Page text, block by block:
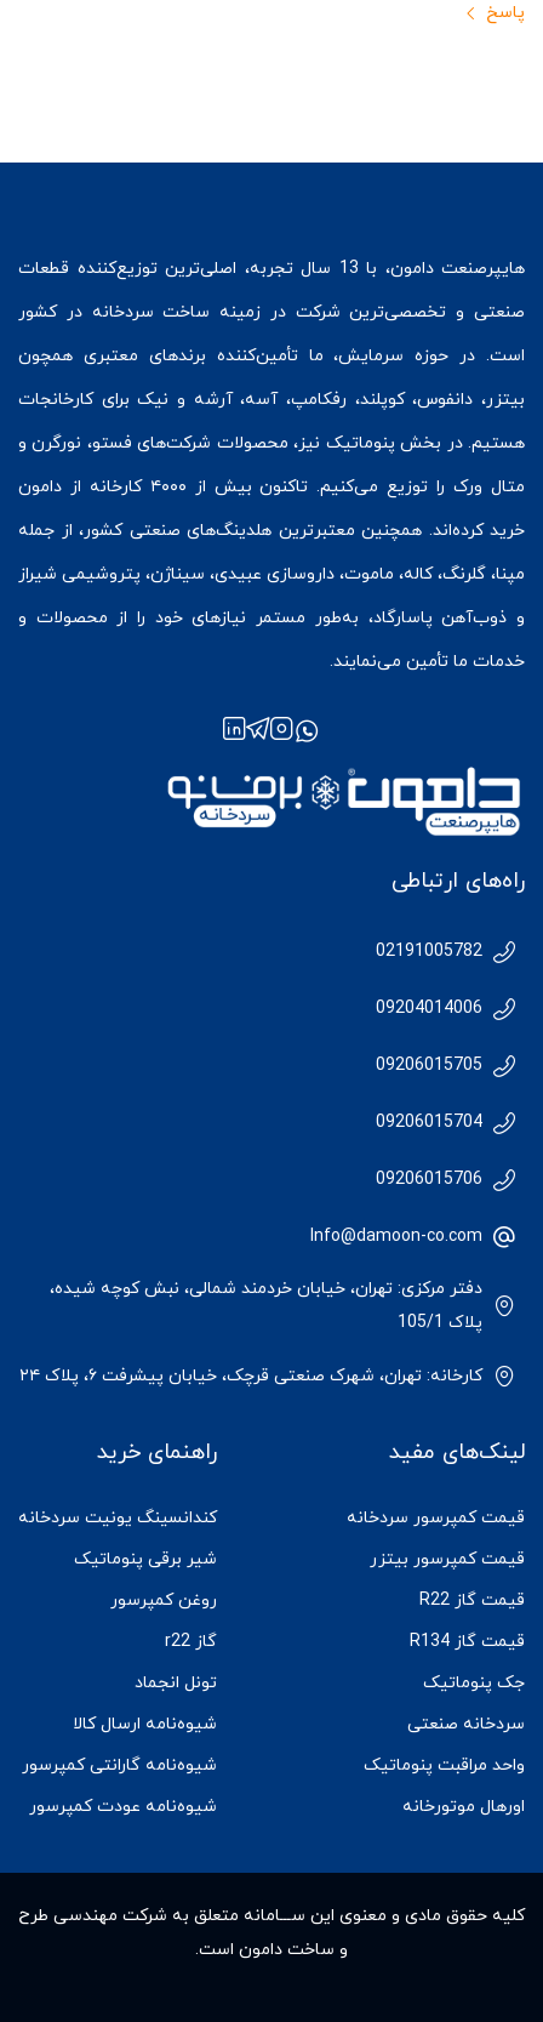
پاسخ
هایپرصنعت
دامون، با 13 سال تجربه، اصلی‌ترین توزیع‌کننده قطعات
صنعتی و تخصصی‌ترین شرکت در زمینه ساخت سردخانه در کشور
است. در حوزه سرمایش، ما تأمین‌کننده برندهای معتبری همچون
بیتزر، دانفوس،کوپلند، رفکامپ، آسه، آرشه و نیک برای کارخانجات
هستیم. در بخش پنوماتیک نیز، محصولات شرکت‌های فستو، نورگرن و
متال ورک
را توزیع می‌کنیم. تاکنون بیش از ۴۰۰۰ کارخانه از دامون
خرید کرده‌اند. همچنین معتبرترین هلدینگ‌های صنعتی کشور، از جمله
مپنا، گلرنگ، کاله، ماموت، داروسازی عبیدی، سیناژن، پتروشیمی شیراز
و ذوب‌آهن پاسارگاد، به‌طور مستمر نیازهای خود را از محصولات و
خدمات ما تأمین می‌نمایند.
راه‌های ارتباطی
02191005782
09204014006
09206015705
09206015704
09206015706
Info@damoon-co.com
دفتر مرکزی: تهران، خیابان خردمند شمالی، نبش کوچه شیده،
پلاک 105/1
کارخانه: تهران، شهرک صنعتی قرچک، خیابان پیشرفت ۶، پلاک ۲۴
لینک‌های مفید
قیمت کمپرسور سردخانه
قیمت کمپرسور بیتزر
قیمت گاز R22
قیمت گاز R134
جک پنوماتیک
سردخانه صنعتی
واحد مراقبت پنوماتیک
اورهال موتورخانه
راهنمای خرید
کندانسینگ یونیت سردخانه
شیر برقی پنوماتیک
روغن کمپرسور
گاز r22
تونل انجماد
شیوه‌نامه ارسال کالا
شیوه‌نامه گارانتی کمپرسور
شیوه‌نامه عودت کمپرسور
کلیه حقوق مادى و معنوى این ســـامانه متعلق به شرکت مهندسی طرح
و ساخت دامون است.